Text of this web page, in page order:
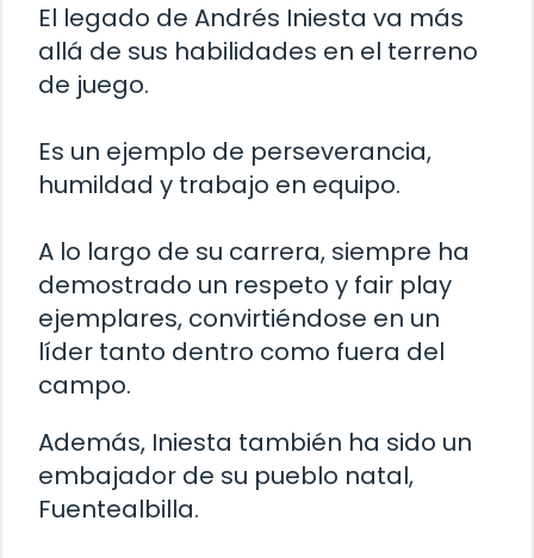
El legado de Andrés Iniesta va más
allá de sus habilidades en el terreno
de juego.
Es un ejemplo de perseverancia,
humildad y trabajo en equipo.
A lo largo de su carrera, siempre ha
demostrado un respeto y fair play
ejemplares, convirtiéndose en un
líder tanto dentro como fuera del
campo.
Además, Iniesta también ha sido un
embajador de su pueblo natal,
Fuentealbilla.